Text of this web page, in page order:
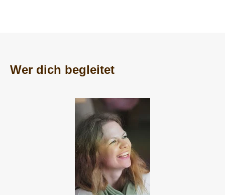
Wer dich begleitet